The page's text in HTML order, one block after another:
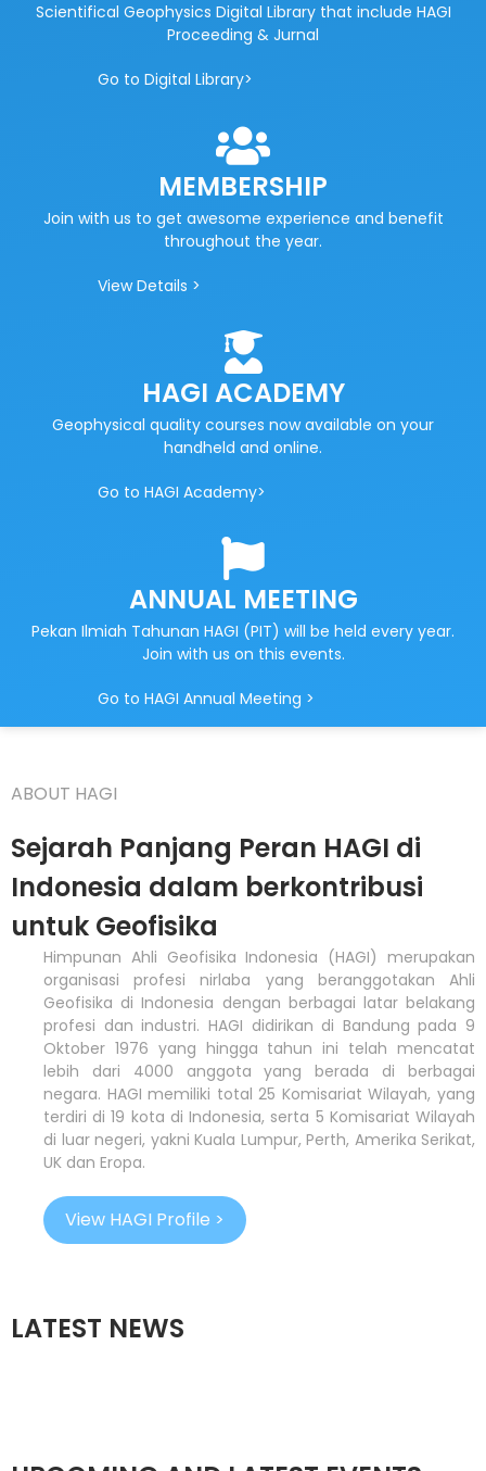
Scientifical Geophysics Digital Library that include HAGI
Proceeding & Jurnal
Go to Digital Library>
MEMBERSHIP
Join with us to get awesome experience and benefit
throughout the year.
View Details >
HAGI ACADEMY
Geophysical quality courses now available on your
handheld and online.
Go to HAGI Academy>
ANNUAL MEETING
Pekan Ilmiah Tahunan HAGI (PIT) will be held every year.
Join with us on this events.
Go to HAGI Annual Meeting >
ABOUT HAGI
Sejarah Panjang Peran HAGI di
Indonesia dalam berkontribusi
untuk Geofisika
Himpunan Ahli Geofisika Indonesia (HAGI) merupakan
organisasi profesi nirlaba yang beranggotakan Ahli
Geofisika di Indonesia dengan berbagai latar belakang
profesi dan industri. HAGI didirikan di Bandung pada 9
Oktober 1976 yang hingga tahun ini telah mencatat
lebih dari 4000 anggota yang berada di berbagai
negara. HAGI memiliki total 25 Komisariat Wilayah, yang
terdiri di 19 kota di Indonesia, serta 5 Komisariat Wilayah
di luar negeri, yakni Kuala Lumpur, Perth, Amerika Serikat,
UK dan Eropa.
View HAGI Profile >
LATEST NEWS